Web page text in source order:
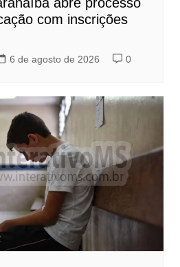
com inscrições
6 de agosto de 2026 0